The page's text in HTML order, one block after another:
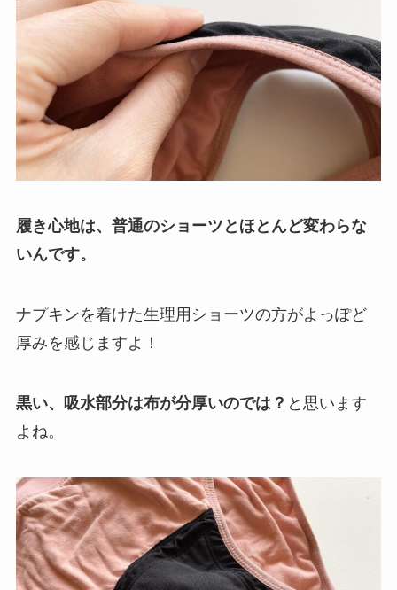
履き心地は、普通のショーツとほとんど変わらな
いんです。
ナプキンを着けた生理用ショーツの方がよっぽど
厚みを感じますよ！
黒い、吸水部分は布が分厚いのでは？ と思います
よね。